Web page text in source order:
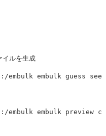
ルを生成
:/embulk embulk guess